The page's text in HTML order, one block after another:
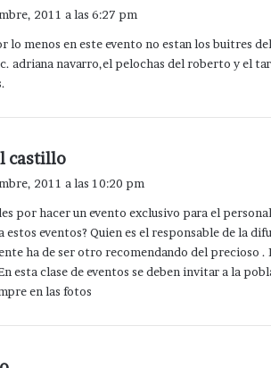
c
e
:
2011 a las 6:27 pm
lo menos en este evento no estan los buitres
adriana navarro,el pelochas del roberto y el
castillo
e
:
2011 a las 10:20 pm
por hacer un evento exclusivo para el
estos eventos? Quien es el responsable de la
ha de ser otro recomendando del precioso .
esta clase de eventos se deben invitar a la
en las fotos